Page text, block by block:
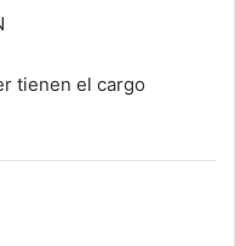
tienen el cargo